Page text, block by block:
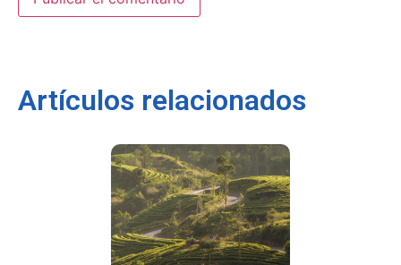
Artículos relacionados